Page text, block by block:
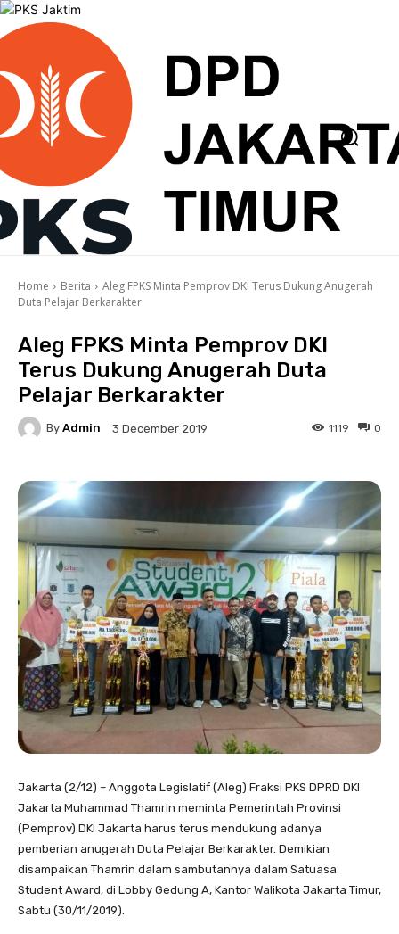
Home Berita
Aleg FPKS Minta Pemprov DKI Terus Dukung Anugerah
Duta Pelajar Berkarakter
Aleg FPKS Minta Pemprov DKI
Terus Dukung Anugerah Duta
Pelajar Berkarakter
By Admin 3 December 2019 0
1119
Jakarta (2/12) – Anggota Legislatif (Aleg) Fraksi PKS DPRD DKI
Jakarta Muhammad Thamrin meminta Pemerintah Provinsi
(Pemprov) DKI Jakarta harus terus mendukung adanya
pemberian anugerah Duta Pelajar Berkarakter. Demikian
disampaikan Thamrin dalam sambutannya dalam Satuasa
Student Award, di Lobby Gedung A, Kantor Walikota Jakarta Timur,
Sabtu (30/11/2019).